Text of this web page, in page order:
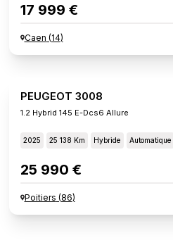
17 999 €
Caen (14)
PEUGEOT 3008
1.2 Hybrid 145 E-Dcs6 Allure
2025 25 138 Km Hybride Automatique
25 990 €
Poitiers (86)